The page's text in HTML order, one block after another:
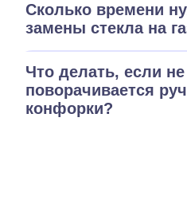
Сколько времени
замены стекла на
Что делать, если не
поворачивается
конфорки?